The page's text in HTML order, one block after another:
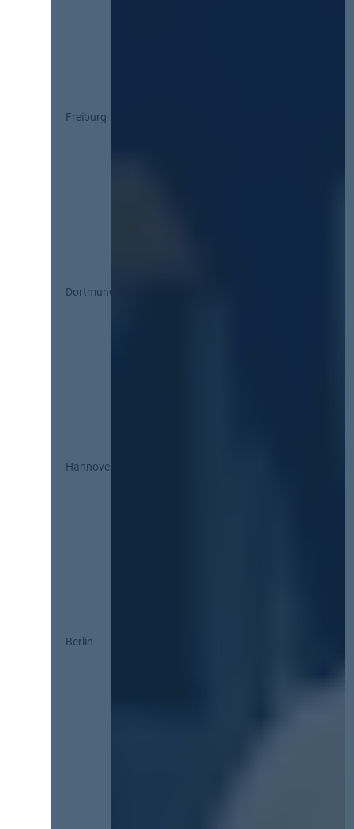
Freiburg
Dortmund
Hannover
Berlin